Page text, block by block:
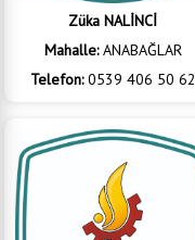
Züka NALİNCİ
Mahalle:ANABAĞLAR
Telefon:0539 406 50 62